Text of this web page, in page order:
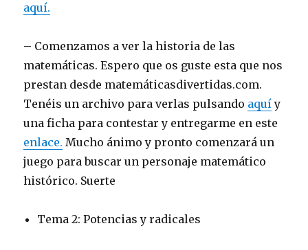
aquí.
– Comenzamos a ver la historia de las
matemáticas. Espero que os guste esta que nos
prestan desde matemáticasdivertidas.com.
Tenéis un archivo para verlas pulsando aquíy
una ficha para contestar y entregarme en este
enlace. Mucho ánimo y pronto comenzará un
juego para buscar un personaje matemático
histórico. Suerte
Tema 2: Potencias y radicales